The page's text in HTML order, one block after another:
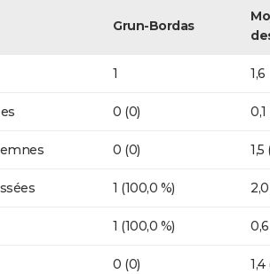
Grun-Bordas
1 1,6
0 (0) 0,1
0 (0) 1,5
1 (100,0 %)
1 (100,0 %) 0,6
0 (0) 1,4